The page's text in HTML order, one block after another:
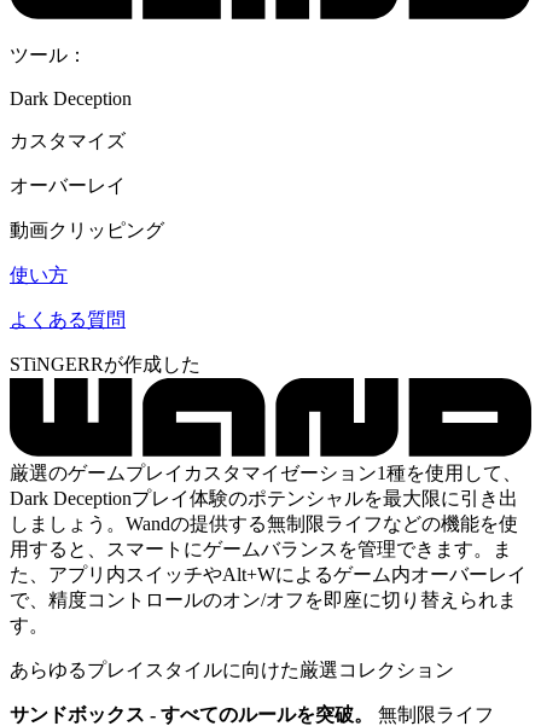
ツール：
Dark Deception
カスタマイズ
オーバーレイ
動画クリッピング
使い方
よくある質問
STiNGERRが作成した
厳選のゲームプレイカスタマイゼーション1種を使用して、
Dark Deceptionプレイ体験のポテンシャルを最大限に引き出
しましょう。Wandの提供する無制限ライフなどの機能を使
用すると、スマートにゲームバランスを管理できます。ま
た、アプリ内スイッチやAlt+Wによるゲーム内オーバーレイ
で、精度コントロールのオン/オフを即座に切り替えられま
す。
あらゆるプレイスタイルに向けた厳選コレクション
サンドボックス - すべてのルールを突破。
無制限ライフ